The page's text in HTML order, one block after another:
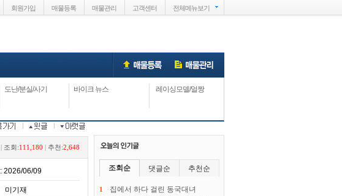
회원가입 매물등록 매물관리 고객센터 전체메뉴보기
도난/분실/사기 바이크 뉴스 레이싱모델/얼짱
| 조회:111,180 | 추천:2,648
: 2026/06/09
미기재
조회순 댓글순 추천순
1 집에서 하다 걸린 동국대녀